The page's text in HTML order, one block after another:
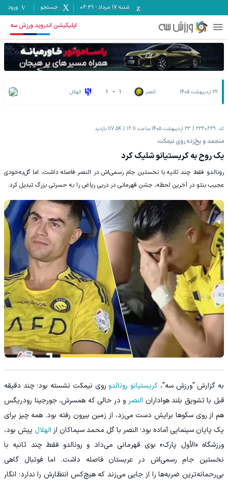
شنبه ۱۷ مرداد -
06:31 جستجو ورود
اپلیکیشن اندروید ورزش سه
22 اردیبهشت 1405 النصر 1
-
1 الهلال
کد: 2360669 23 اردیبهشت 1405 ساعت 16:11 117.5K بازدید
منجمد و یخ‌زده روی نیمکت
یک روح به کریستیانو شلیک کرد
رونالدو فقط چند ثانیه با نخستین جام رسمی‌اش در النصر فاصله داشت، اما گل‌به‌خودی
عجیب بنتو در آخرین لحظه، جشن قهرمانی در دربی ریاض را به حسرتی بزرگ تبدیل کرد.
به گزارش "ورزش سه"، کریستیانو رونالدو روی نیمکت نشسته بود؛ چند دقیقه
قبل با تشویق بلند هواداران النصر و در حالی که همسرش، جورجینا رودریگس
هم از روی سکوها برایش دست می‌زد، از زمین بیرون رفته بود. همه چیز برای
یک پایان سینمایی آماده بود؛ النصر با گل محمد سیماکان از الهلال پیش بود،
ورزشگاه «الأول پارک» بوی قهرمانی می‌داد و رونالدو فقط چند ثانیه با
نخستین جام رسمی‌اش در عربستان فاصله داشت. اما فوتبال گاهی
بی‌رحمانه‌ترین ضربه‌ها را از جایی می‌زند که هیچ‌کس انتظارش را ندارد؛ انگار